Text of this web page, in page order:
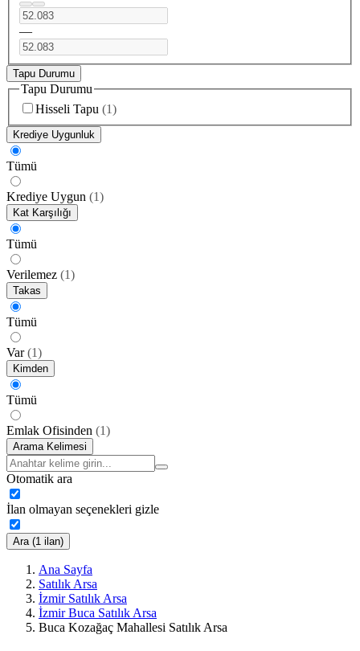
—
Tapu Durumu
Tapu Durumu
Hisseli Tapu (1)
Krediye Uygunluk
Tümü
Krediye Uygun (1)
Kat Karşılığı
Tümü
Verilemez (1)
Takas
Tümü
Var (1)
Kimden
Tümü
Emlak Ofisinden (1)
Arama Kelimesi
Otomatik ara
İlan olmayan seçenekleri gizle
Ara (1 ilan)
Ana Sayfa
Satılık Arsa
İzmir Satılık Arsa
İzmir Buca Satılık Arsa
Buca Kozağaç Mahallesi Satılık Arsa